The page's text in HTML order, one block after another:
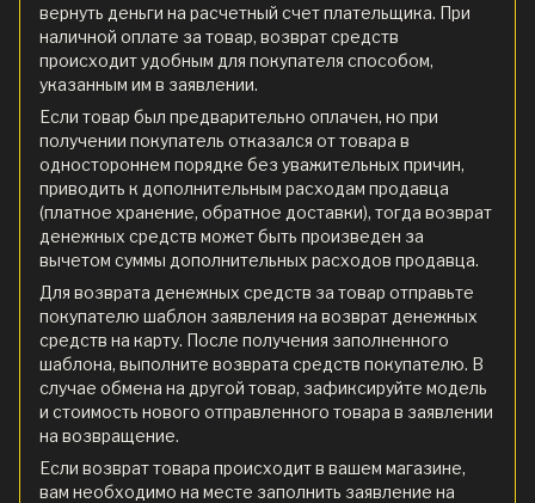
вернуть деньги на расчетный счет плательщика. При
наличной оплате за товар, возврат средств
происходит удобным для покупателя способом,
указанным им в заявлении.
Если товар был предварительно оплачен, но при
получении покупатель отказался от товара в
одностороннем порядке без уважительных причин,
приводить к дополнительным расходам продавца
(платное хранение, обратное доставки), тогда возврат
денежных средств может быть произведен за
вычетом суммы дополнительных расходов продавца.
Для возврата денежных средств за товар отправьте
покупателю шаблон заявления на возврат денежных
средств на карту. После получения заполненного
шаблона, выполните возврата средств покупателю. В
случае обмена на другой товар, зафиксируйте модель
и стоимость нового отправленного товара в заявлении
на возвращение.
Если возврат товара происходит в вашем магазине,
вам необходимо на месте заполнить заявление на